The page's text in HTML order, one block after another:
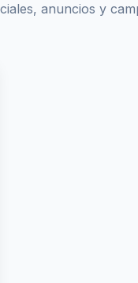
anuncios y